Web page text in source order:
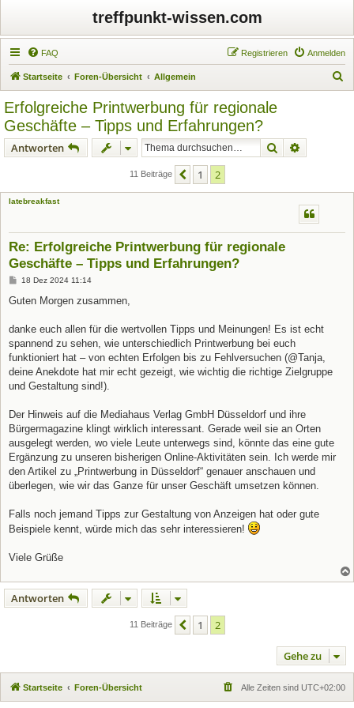
treffpunkt-wissen.com
FAQ Anmelden
Registrieren
Startseite Foren-Übersicht Allgemein
Erfolgreiche Printwerbung für regionale
Geschäfte – Tipps und Erfahrungen?
Antworten Suche
11 Beiträge Vorherige
1 2
latebreakfast
Re: Erfolgreiche Printwerbung für regionale
Geschäfte – Tipps und Erfahrungen?
B
i
a
18 Dez 2024 11:14
Guten Morgen zusammen,
danke euch allen für die wertvollen Tipps und Meinungen! Es ist echt
spannend zu sehen, wie unterschiedlich Printwerbung bei euch
funktioniert hat – von echten Erfolgen bis zu Fehlversuchen (@Tanja,
deine Anekdote hat mir echt gezeigt, wie wichtig die richtige Zielgruppe
und Gestaltung sind!).
Der Hinweis auf die Mediahaus Verlag GmbH Düsseldorf und ihre
Bürgermagazine klingt wirklich interessant. Gerade weil sie an Orten
ausgelegt werden, wo viele Leute unterwegs sind, könnte das eine gute
Ergänzung zu unseren bisherigen Online-Aktivitäten sein. Ich werde mir
den Artikel zu „Printwerbung in Düsseldorf“ genauer anschauen und
überlegen, wie wir das Ganze für unser Geschäft umsetzen können.
Falls noch jemand Tipps zur Gestaltung von Anzeigen hat oder gute
Beispiele kennt, würde mich das sehr interessieren!
Viele Grüße
Antworten
11 Beiträge Vorherige
1 2
Gehe zu
Startseite Foren-Übersicht Alle Zeiten sind UTC+02:00